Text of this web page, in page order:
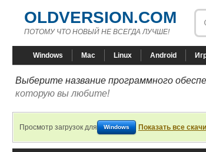
OLDVERSION.COM
ПОТОМУ ЧТО НОВЫЙ НЕ ВСЕГДА ЛУЧШЕ!
Windows Mac Linux Android
Выберите название программного
которую вы любите!
Просмотр загрузок для Windows Показать все